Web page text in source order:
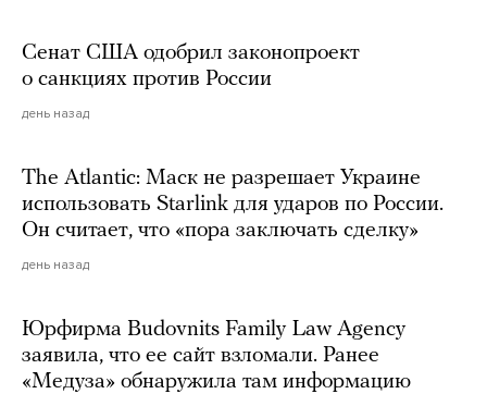
Сенат США одобрил законопроект
о санкциях против России
день назад
The Atlantic: Маск не разрешает Украине
использовать Starlink для ударов по России.
Он считает, что «пора заключать сделку»
день назад
Юрфирма Budovnits Family Law Agency
заявила, что ее сайт взломали. Ранее
«Медуза» обнаружила там информацию